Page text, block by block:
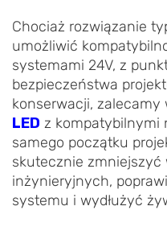
Chociaż rozwiązanie
umożliwić
systemami 24V, z
bezpieczeństwa
konserwacji, zalecamy
LED z kompatybilnymi
samego początku
skutecznie zmniejszyć
inżynieryjnych,
systemu i wydłużyć